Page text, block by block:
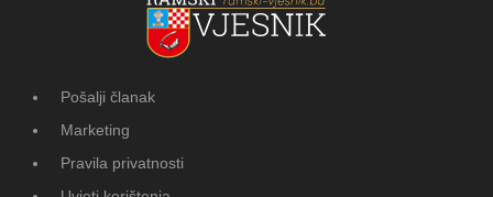
Pošalji članak
Marketing
Pravila privatnosti